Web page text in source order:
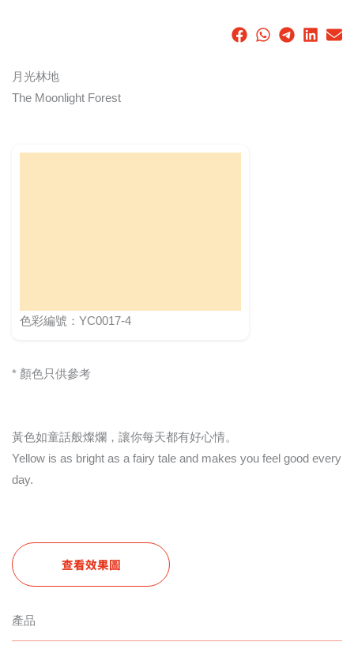
月光林地
The Moonlight Forest
色彩編號：YC0017-4
* 顏色只供參考
黃色如童話般燦爛，讓你每天都有好心情。
Yellow is as bright as a fairy tale and makes you feel good every
day.
查看效果圖
產品